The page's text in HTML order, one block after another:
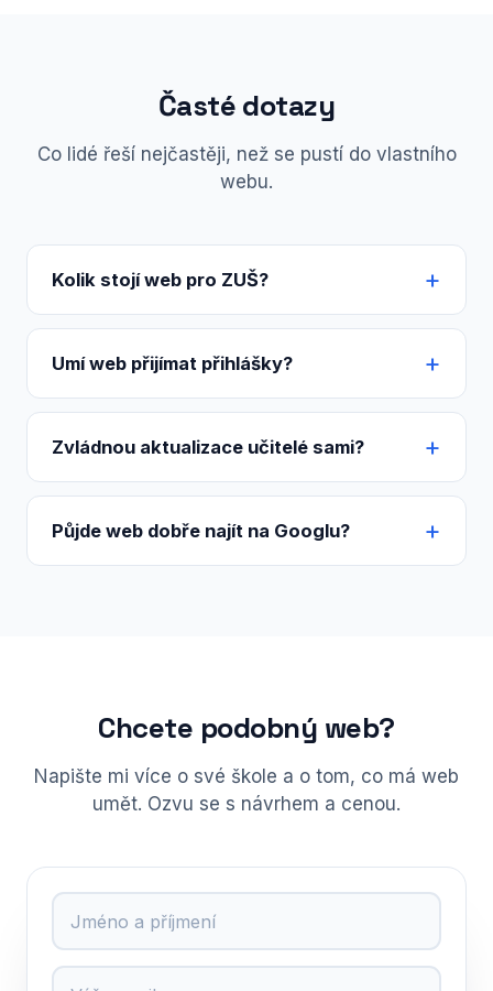
Časté dotazy
Co lidé řeší nejčastěji, než se pustí do vlastního
webu.
Kolik stojí web pro ZUŠ?
Umí web přijímat přihlášky?
Zvládnou aktualizace učitelé sami?
Půjde web dobře najít na Googlu?
Chcete podobný web?
Napište mi více o své škole a o tom, co má web
umět. Ozvu se s návrhem a cenou.